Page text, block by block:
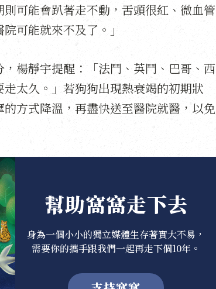
可能會趴著走不動，舌頭很紅、微血管
可能就來不及了。」
楊靜宇提醒：「法鬥、英鬥、巴哥、西
太久。」若狗狗出現熱衰竭的初期狀
方式降溫，再盡快送至醫院就醫，以免
幫助窩窩走下去
身為一個小小的獨立媒體生存著實大不易，
需要你的攜手跟我們一起再走下個10年。